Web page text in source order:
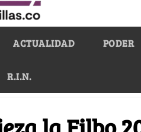
ACTUALIDAD PODER
R.I.N.